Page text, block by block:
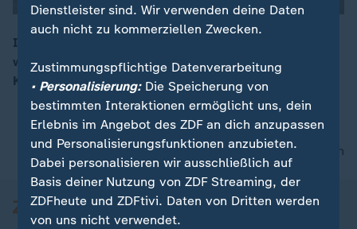
00:12
Israel greift weiterhin Ziele im Gazastreifen an und
weitet seine militärische Offensive aus. Bewohner der
Kampfzonen wurden zur Evakuierung aufgefordert.
nach oben
Dienstleister sind. Wir verwenden deine Daten
auch nicht zu kommerziellen Zwecken.
Zustimmungspflichtige Datenverarbeitung
• Personalisierung:Die Speicherung von
bestimmten Interaktionen ermöglicht uns, dein
Erlebnis im Angebot des ZDF an dich anzupassen
und Personalisierungsfunktionen anzubieten.
Dabei personalisieren wir ausschließlich auf
Basis deiner Nutzung von ZDF Streaming, der
ZDFheute und ZDFtivi. Daten von Dritten werden
von uns nicht verwendet.